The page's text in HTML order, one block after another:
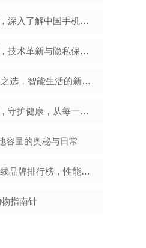
国产手机十大排名榜，深入了解中国手机市场的佼佼者
华为云服务定位查找，技术革新与隐私保护的双重奏
华为nova2s，性价比之选，智能生活的新伙伴
青岛市北区核酸检测，守护健康，从每一次检测开始
容量的奥秘与日常
2023年笔记本电脑一线品牌排行榜，性能、创新与用户满意度的综合考量
指南针